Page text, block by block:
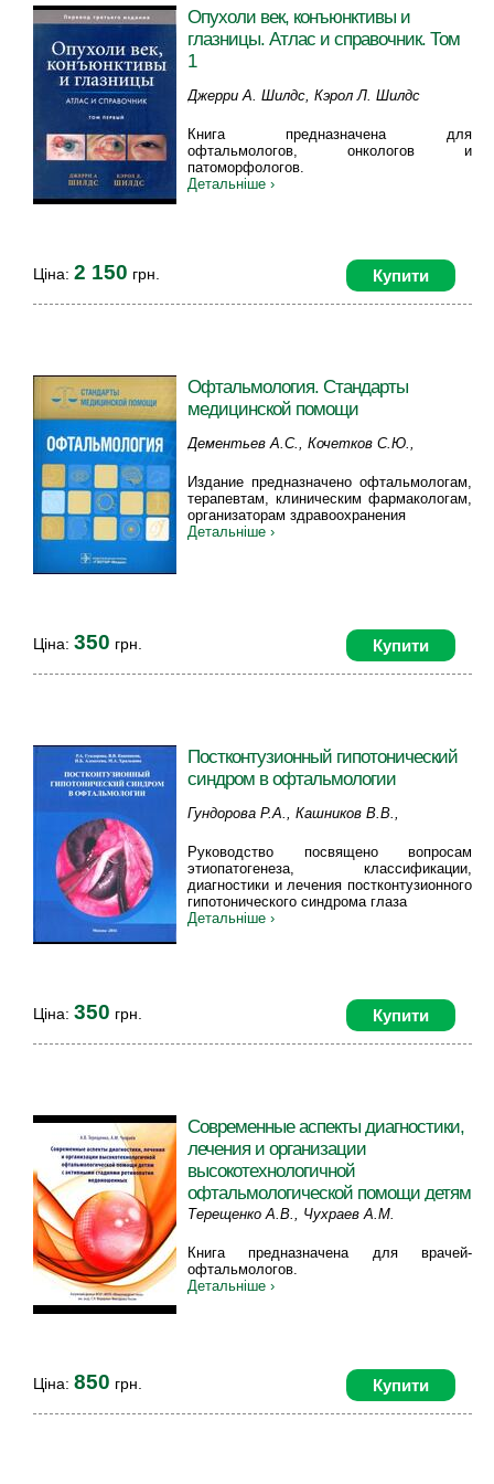
Опухоли век, конъюнктивы и
глазницы. Атлас и справочник. Том
1
Джерри А. Шилдс, Кэрол Л. Шилдс
Книга предназначена для
офтальмологов, онкологов и
патоморфологов.
Детальніше ›
Купити
Ціна: 2 150 грн.
Офтальмология. Стандарты
медицинской помощи
Дементьев А.С., Кочетков С.Ю.,
Издание предназначено офтальмологам,
терапевтам, клиническим фармакологам,
организаторам здравоохранения
Детальніше ›
Купити
Ціна: 350 грн.
Постконтузионный гипотонический
синдром в офтальмологии
Гундорова Р.А., Кашников В.В.,
Руководство посвящено вопросам
этиопатогенеза, классификации,
диагностики и лечения постконтузионного
гипотонического синдрома глаза
Детальніше ›
Купити
Ціна: 350 грн.
Современные аспекты диагностики,
лечения и организации
высокотехнологичной
офтальмологической помощи детям
с активными стадиями ретинопатии
Терещенко А.В., Чухраев А.М.
Книга предназначена для врачей-
офтальмологов.
Детальніше ›
Купити
Ціна: 850 грн.